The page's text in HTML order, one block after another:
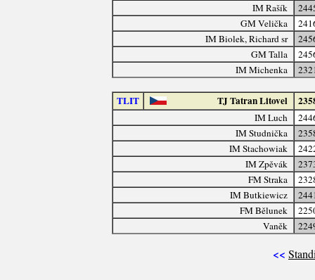
IM Rašík
GM Velička
IM Biolek, Richard sr
GM Talla
IM Michenka
TLIT TJ Tatran Litovel
IM Luch
IM Studnička
IM Stachowiak
IM Zpěvák
FM Straka
IM Butkiewicz
FM Bělunek
Vaněk
<<